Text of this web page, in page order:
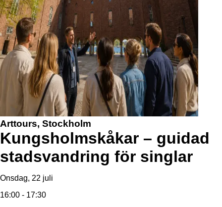
Arttours, Stockholm
Kungsholmskåkar – guidad
stadsvandring för singlar
Onsdag, 22 juli
16:00 - 17:30